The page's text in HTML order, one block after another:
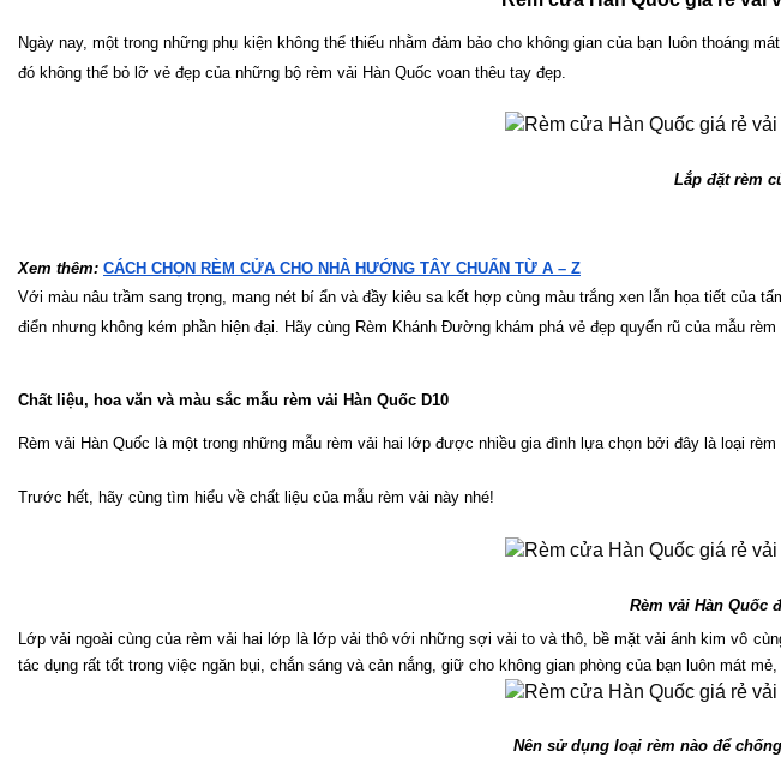
Ngày nay, một trong những phụ kiện không thể thiếu nhằm đảm bảo cho không gian của bạn luôn
đó không thể bỏ lỡ vẻ đẹp của những bộ rèm vải Hàn Quốc voan thêu tay đẹp.
Lắp đặt rèm
Xem thêm: CÁCH CHỌN RÈM CỬA CHO NHÀ HƯỚNG TÂY CHUẨN TỪ A – Z
Với màu nâu trầm sang trọng, mang nét bí ẩn và đầy kiêu sa kết hợp cùng màu trắng xen lẫn họa tiết của
điển nhưng không kém phần hiện đại. Hãy cùng Rèm Khánh Đường khám phá vẻ đẹp quyến rũ của mẫu
Chất liệu, hoa văn và màu sắc mẫu rèm vải Hàn Quốc D10
Rèm vải Hàn Quốc là một trong những mẫu rèm vải hai lớp được nhiều gia đình lựa chọn bởi đây là loại
Trước hết, hãy cùng tìm hiểu về chất liệu của mẫu rèm vải này nhé!
Rèm vải Hàn Quốc
Lớp vải ngoài cùng của rèm vải hai lớp là lớp vải thô với những sợi vải to và thô, bề mặt vải ánh kim vô
tác dụng rất tốt trong việc ngăn bụi, chắn sáng và cản nắng, giữ cho không gian phòng của bạn luôn mát mẻ,
Nên sử dụng loại rèm nào để